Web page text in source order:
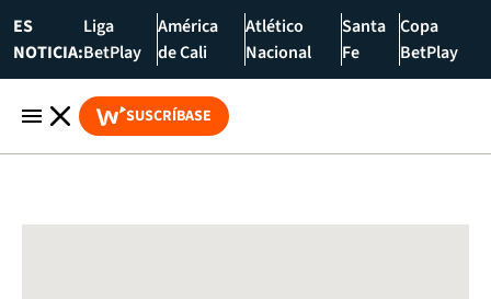
ES
NOTICIA:
Liga
BetPlay
América
de Cali
Atlético
Nacional
Santa
Fe
Copa
BetPlay
SUSCRÍBASE